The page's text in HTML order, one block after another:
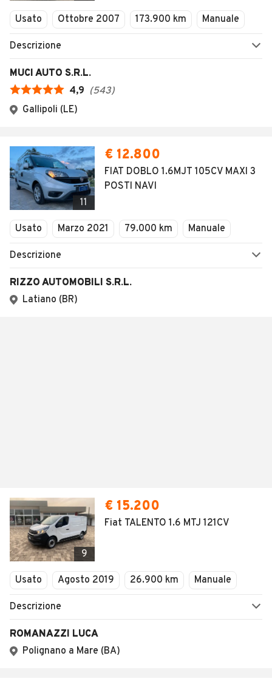
Usato Ottobre 2007 173.900 km Manuale
Descrizione
MUCI AUTO S.R.L.
4,9 (543)
Gallipoli (LE)
11
€ 12.800
FIAT DOBLO 1.6MJT 105CV MAXI 3
POSTI NAVI
Usato Marzo 2021 79.000 km Manuale
Descrizione
RIZZO AUTOMOBILI S.R.L.
Latiano (BR)
9
€ 15.200
Fiat TALENTO 1.6 MTJ 121CV
Usato Agosto 2019 26.900 km Manuale
Descrizione
ROMANAZZI LUCA
Polignano a Mare (BA)